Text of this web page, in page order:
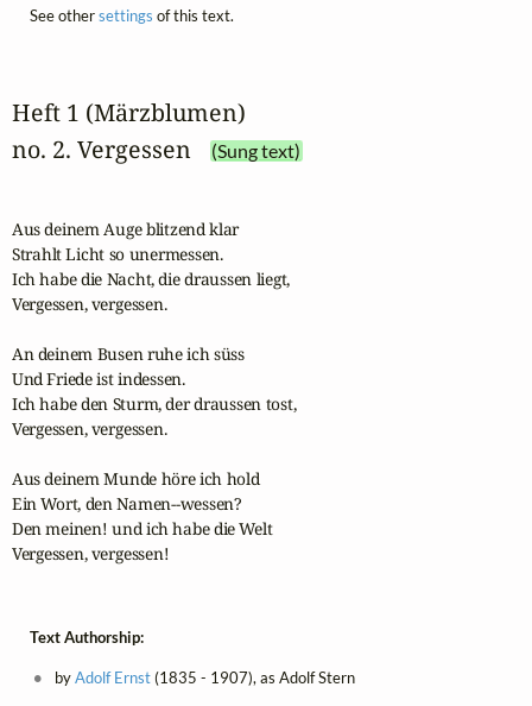
See othersettings of this text.
Heft 1 (Märzblumen)
no. 2. Vergessen
(Sung text)
Aus deinem Auge blitzend klar
Strahlt Licht so unermessen.
Ich habe die Nacht, die draussen liegt,
Vergessen, vergessen.
An deinem Busen ruhe ich süss
Und Friede ist indessen.
Ich habe den Sturm, der draussen tost,
Vergessen, vergessen.
Aus deinem Munde höre ich hold
Ein Wort, den Namen--wessen?
Den meinen! und ich habe die Welt
Vergessen, vergessen!
Text Authorship:
byAdolf Ernst(1835 - 1907), as Adolf Stern